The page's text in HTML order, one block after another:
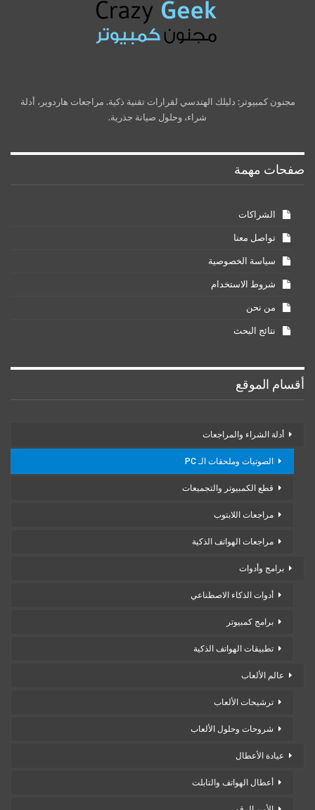
مجنون كمبيوتر: دليلك الهندسي لقرارات تقنية ذكية. مراجعات هاردوير، أدلة
شراء، وحلول صيانة جذرية.
صفحات مهمة
الشراكات
تواصل معنا
سياسة الخصوصية
شروط الاستخدام
من نحن
نتائج البحث
أقسام الموقع
أدلة الشراء والمراجعات
الصوتيات وملحقات الـ PC
قطع الكمبيوتر والتجميعات
مراجعات اللابتوب
مراجعات الهواتف الذكية
برامج وأدوات
أدوات الذكاء الاصطناعي
برامج كمبيوتر
تطبيقات الهواتف الذكية
عالم الألعاب
ترشيحات الألعاب
شروحات وحلول الألعاب
عيادة الأعطال
أعطال الهواتف والتابلت